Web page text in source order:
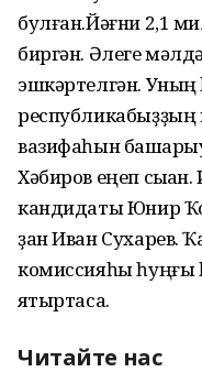
булған.Йәғни 2,1
биргән. Әлеге
эшкәртелгән. Уның
вазифаһын
Хәбиров еңеп
кандидаты Юнир
ҙан Иван Сухарев.
комиссияһы һуңғы
яҡтыртасаҡ.
Читайте нас